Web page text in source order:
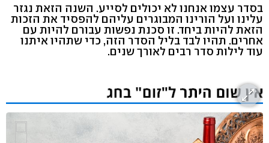
בסדר עצמו אנחנו לא יכולים לסייע. השנה הזאת נגזר
עלינו ועל הורינו המבוגרים עליהם להפסיד את הזכות
הזאת להיות ביחד. זו סכנת נפשות עבורם להיות עם
אחרים. תהיו לבד בליל הסדר הזה, כדי שתהיו איתנו
עוד לילות סדר רבים לאורך שנים.